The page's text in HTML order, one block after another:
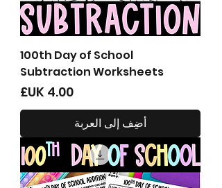
100th Day of School
Subtraction Worksheets
السعر
أضِف إلى العربة